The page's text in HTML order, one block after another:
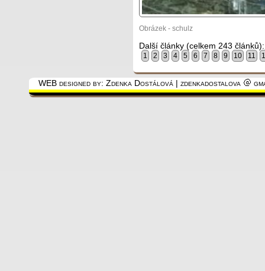
Obrázek - schulz
Další články (celkem 243 článků):
1 2 3 4 5 6 7 8 9 10 11
WEB designed by: Zdenka Dostálová | zdenkadostalova